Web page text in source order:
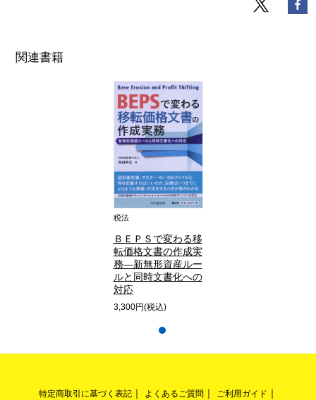
関連書籍
税法
ＢＥＰＳで変わる移
転価格文書の作成実
務―新無形資産ルー
ルと同時文書化への
対応
3,300円(税込)
特定商取引に基づく表記 よくあるご質問 ご利用ガイド